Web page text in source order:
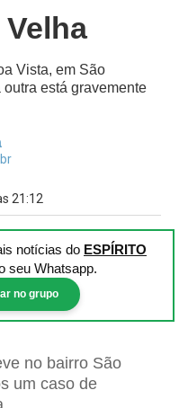
Vista, em São
está gravemente
21:12
notícias do ESPÍRITO
seu Whatsapp.
no grupo